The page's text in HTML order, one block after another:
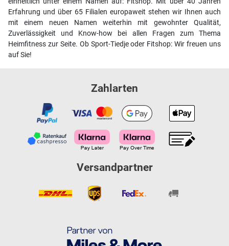
Erfahrung und über 65 Filialen europaweit stehen wir Ihnen auch
mit einem neuen Namen weiterhin mit gewohnter Qualität,
Zuverlässigkeit und Know-how bei allen Fragen zum Thema
Heimfitness zur Seite. Ob Sport-Tiedje oder Fitshop: Wir freuen uns
auf Sie!
Zahlarten
Versandpartner